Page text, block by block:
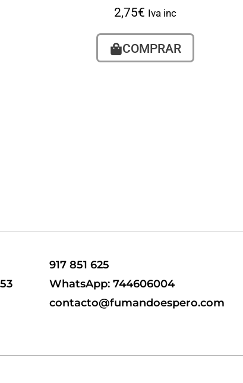
2,75€ Iva inc
COMPRAR
917 851 625
WhatsApp: 744606004
contacto@fumandoespero.com